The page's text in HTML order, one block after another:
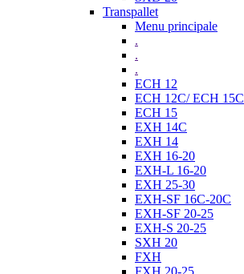
Transpallet
Menu principale
.
.
.
ECH 12
ECH 12C/ ECH 15C
ECH 15
EXH 14C
EXH 14
EXH 16-20
EXH-L 16-20
EXH 25-30
EXH-SF 16C-20C
EXH-SF 20-25
EXH-S 20-25
SXH 20
FXH
FXH 20-25